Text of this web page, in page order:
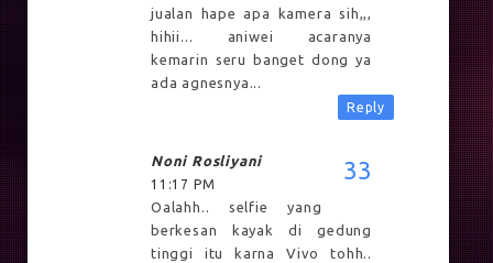
jualan hape apa kamera sih,,,
hihii... aniwei acaranya
kemarin seru banget dong ya
ada agnesnya...
Reply
Noni Rosliyani
11:17 PM
Oalahh.. selfie yang
berkesan kayak di gedung
tinggi itu karna Vivo tohh..